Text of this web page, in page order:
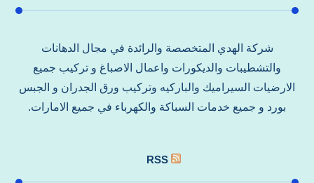
شركة الهدي المتخصصة والرائدة في مجال الدهانات
والتشطيبات والديكورات واعمال الاصباغ و تركيب جميع
الارضيات السيراميك والباركيه وتركيب ورق الجدران و الجبس
بورد و جميع خدمات السباكة والكهرباء في جميع الامارات.
RSS